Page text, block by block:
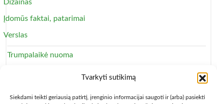
Tvarkyti sutikimą
Siekdami teikti geriausią patirtį, įrenginio informacijai saugoti ir (arba) pasiekti
Dizainas
Įdomūs faktai, patarimai
Verslas
Trumpalaikė nuoma